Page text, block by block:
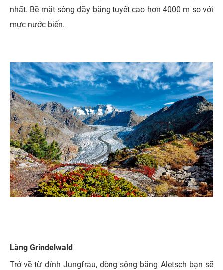
nhất. Bề mặt sông đầy băng tuyết cao hơn 4000 m so với
mực nước biển.
Làng Grindelwald
Trở về từ đỉnh Jungfrau, dòng sông băng Aletsch bạn sẽ